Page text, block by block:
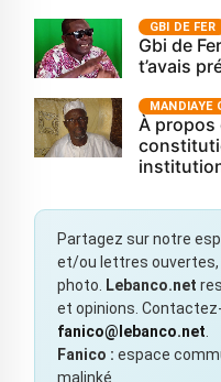
GBI DE FER
Gbi de
t’avais
MANDIAYE
À propos
Partagez sur notre
et/ou lettres ouvertes,
photo.
Lebanco.net
et opinions.
fanico@lebanco.net
Fanico : espace
malinké